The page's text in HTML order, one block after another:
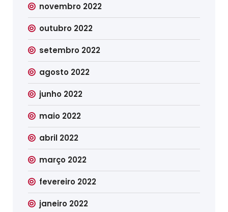
novembro 2022
outubro 2022
setembro 2022
agosto 2022
junho 2022
maio 2022
abril 2022
março 2022
fevereiro 2022
janeiro 2022